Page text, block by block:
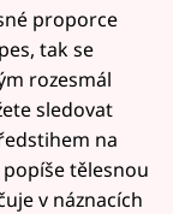
proporce
tak se
rozesmál
sledovat
na
tělesnou
v náznacích